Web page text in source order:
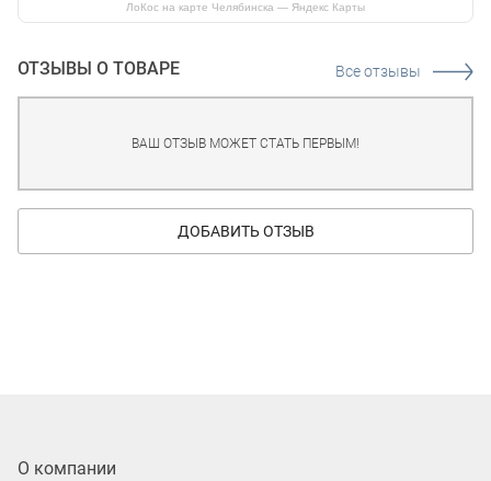
ЛоКос на карте Челябинска — Яндекс Карты
ОТЗЫВЫ О ТОВАРЕ Все отзывы
ВАШ ОТЗЫВ МОЖЕТ СТАТЬ ПЕРВЫМ!
ДОБАВИТЬ ОТЗЫВ
О компании